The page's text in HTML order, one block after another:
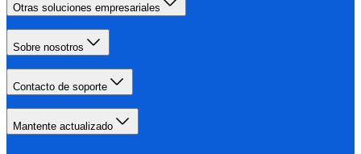
Otras soluciones empresariales
Sobre nosotros
Contacto de soporte
Mantente actualizado